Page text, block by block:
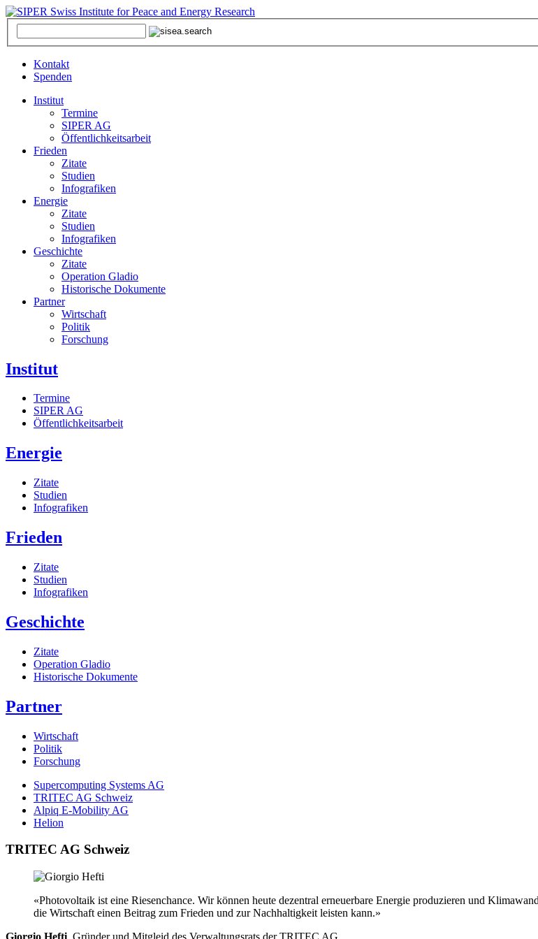
Kontakt
Spenden
Institut
Termine
SIPER AG
Öffentlichkeitsarbeit
Frieden
Zitate
Studien
Infografiken
Energie
Zitate
Studien
Infografiken
Geschichte
Zitate
Operation Gladio
Historische Dokumente
Partner
Wirtschaft
Politik
Forschung
Institut
Termine
SIPER AG
Öffentlichkeitsarbeit
Energie
Zitate
Studien
Infografiken
Frieden
Zitate
Studien
Infografiken
Geschichte
Zitate
Operation Gladio
Historische Dokumente
Partner
Wirtschaft
Politik
Forschung
Supercomputing Systems AG
TRITEC AG Schweiz
Alpiq E-Mobility AG
Helion
TRITEC AG Schweiz
«Photovoltaik ist eine Riesenchance. Wir können heute dezentral erneuerbare Energie produzieren und
die Wirtschaft einen Beitrag zum Frieden und zur Nachhaltigkeit leisten kann.»
Giorgio Hefti , Gründer und Mitgleid des Verwaltungsrats der TRITEC AG